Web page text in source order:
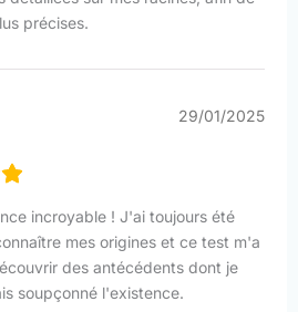
précises.
29/01/2025
incroyable ! J'ai toujours été
mes origines et ce test m'a
des antécédents dont je
soupçonné l'existence.